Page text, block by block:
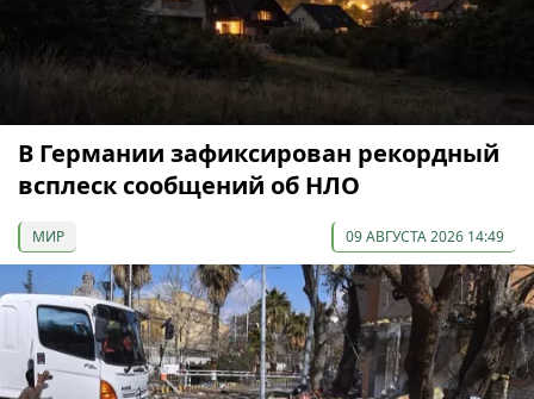
В Германии зафиксирован рекордный
всплеск сообщений об НЛО
МИР 09 АВГУСТА 2026 14:49